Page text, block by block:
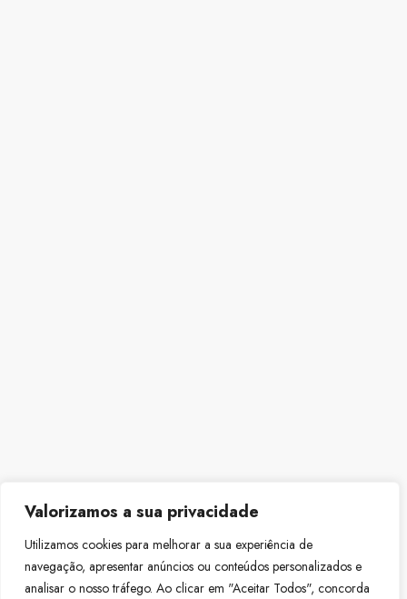
Valorizamos a sua privacidade
Utilizamos cookies para melhorar a sua experiência de
navegação, apresentar anúncios ou conteúdos personalizados e
analisar o nosso tráfego. Ao clicar em "Aceitar Todos", concorda